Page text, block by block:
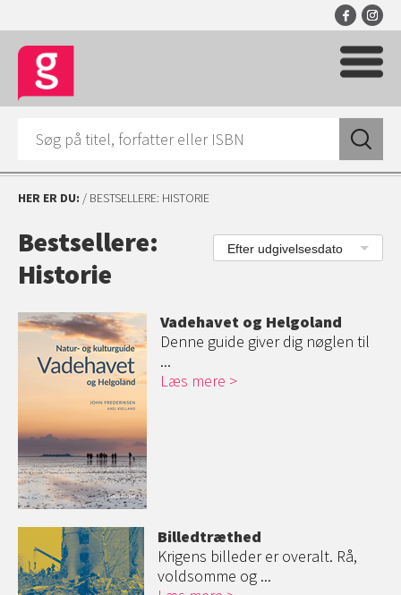
HER ER DU: / BESTSELLERE: HISTORIE
Efter udgivelsesdato
Bestsellere:
Historie
Vadehavet og Helgoland
Denne guide giver dig nøglen til
...
Læs mere
Billedtræthed
Krigens billeder er overalt. Rå,
voldsomme og ...